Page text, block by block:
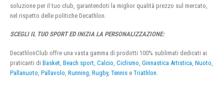
soluzione per il tuo club, garantendoti la miglior qualità prezzo sul mercato,
nel rispetto delle politiche Decathlon.
SCEGLI IL TUO SPORT ED INIZIA LA PERSONALIZZAZIONE:
DecathlonClub offre una vasta gamma di prodotti 100% sublimati dedicati ai
praticanti di Basket Beach sport Calcio Ciclismo Ginnastica Artistica Nuoto
Pallanuoto Pallavolo Running Rugby, Tennis e Triathlon